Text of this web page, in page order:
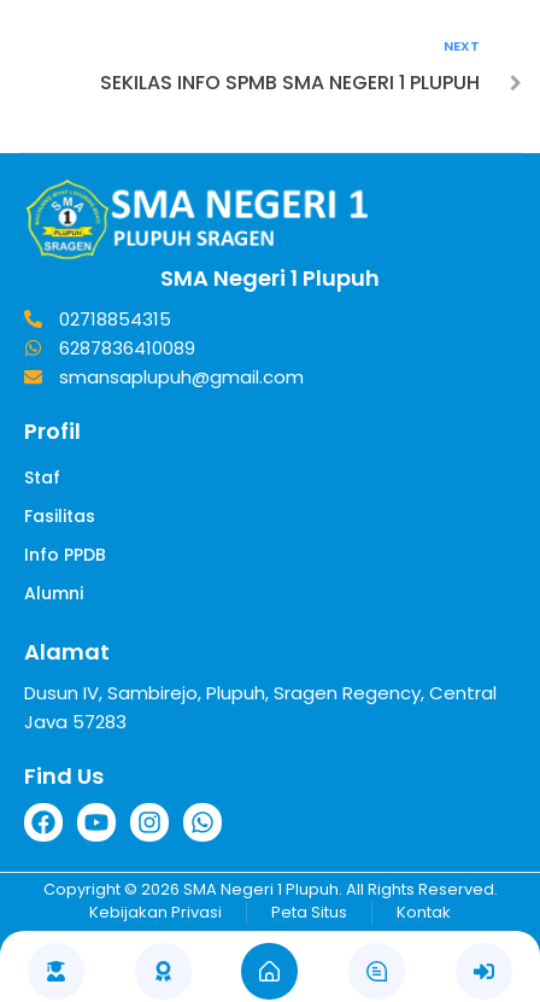
NEXT
SEKILAS INFO SPMB SMA NEGERI 1 PLUPUH
SMA Negeri 1 Plupuh
02718854315
6287836410089
smansaplupuh@gmail.com
Profil
Staf
Fasilitas
Info PPDB
Alumni
Alamat
Dusun IV, Sambirejo, Plupuh, Sragen Regency, Central
Java 57283
Find Us
Copyright © 2026 SMA Negeri 1 Plupuh. All Rights Reserved.
Kebijakan Privasi
Peta Situs Kontak